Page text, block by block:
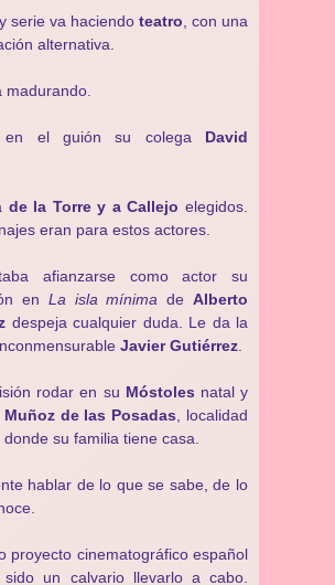
serie va haciendo teatro , con una
alternativa.
madurando.
en el guión su colega David
de la Torre y a Callejo elegidos.
eran para estos actores.
afianzarse como actor su
en La isla mínima deAlberto
despeja cualquier duda. Le da la
Javier Gutiérrez
rodar en su Móstoles natal y
Muñoz de las Posadas , localidad
su familia tiene casa.
hablar de lo que se sabe, de lo
proyecto cinematográfico español
un calvario llevarlo a cabo.